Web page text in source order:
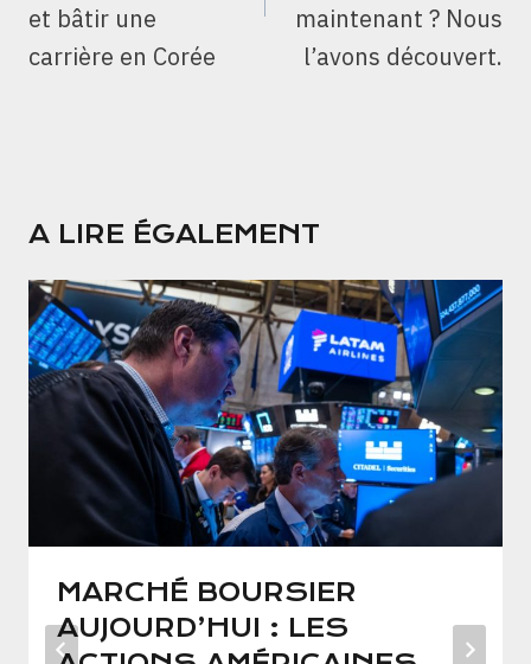
et bâtir une
carrière en Corée
maintenant ? Nous
l’avons découvert.
A LIRE ÉGALEMENT
MARCHÉ BOURSIER
AUJOURD’HUI : LES